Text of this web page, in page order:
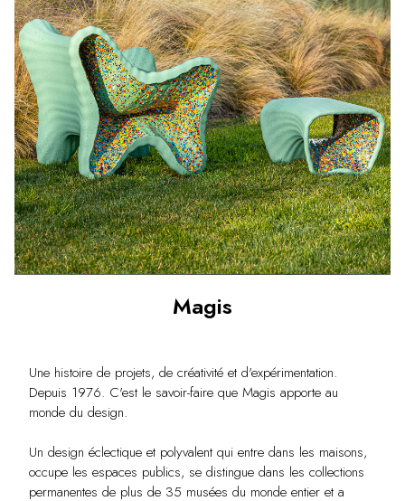
Magis
Une histoire de projets, de créativité et d'expérimentation.
Depuis 1976. C'est le savoir-faire que Magis apporte au
monde du design.
Un design éclectique et polyvalent qui entre dans les maisons,
occupe les espaces publics, se distingue dans les collections
permanentes de plus de 35 musées du monde entier et a